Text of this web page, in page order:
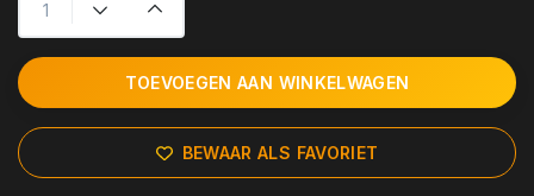
TOEVOEGEN AAN WINKELWAGEN
BEWAAR ALS FAVORIET